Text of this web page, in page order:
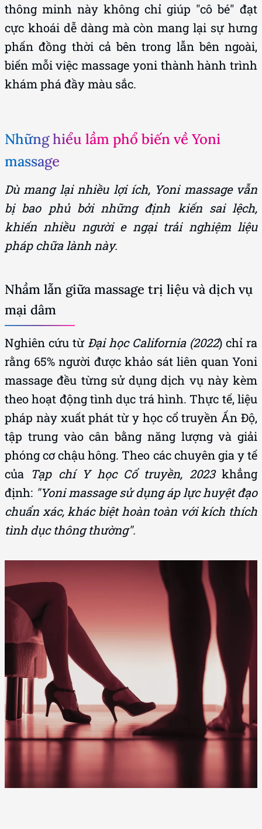
thông minh này không chỉ giúp "cô bé" đạt
cực khoái dễ dàng mà còn mang lại sự hưng
phấn đồng thời cả bên trong lẫn bên ngoài,
biến mỗi việc massage yoni thành hành trình
khám phá đầy màu sắc.
Những hiểu lầm phổ biến về Yoni
massage
Dù mang lại nhiều lợi ích, Yoni massage vẫn
bị bao phủ bởi những định kiến sai lệch,
khiến nhiều người e ngại trải nghiệm liệu
pháp chữa lành này.
Nhầm lẫn giữa massage trị liệu và dịch vụ
mại dâm
Nghiên cứu từ Đại học California (2022) chỉ ra
rằng 65% người được khảo sát liên quan Yoni
massage đều từng sử dụng dịch vụ này kèm
theo hoạt động tình dục trá hình. Thực tế, liệu
pháp này xuất phát từ y học cổ truyền Ấn Độ,
tập trung vào cân bằng năng lượng và giải
phóng cơ chậu hông. Theo các chuyên gia y tế
của Tạp chí Y học Cổ truyền, 2023khẳng
định: "Yoni massage sử dụng áp lực huyệt đạo
chuẩn xác, khác biệt hoàn toàn với kích thích
tình dục thông thường".